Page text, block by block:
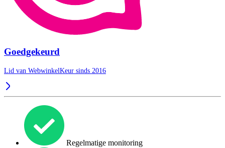
Goedgekeurd
Lid van WebwinkelKeur sinds 2016
Regelmatige monitoring